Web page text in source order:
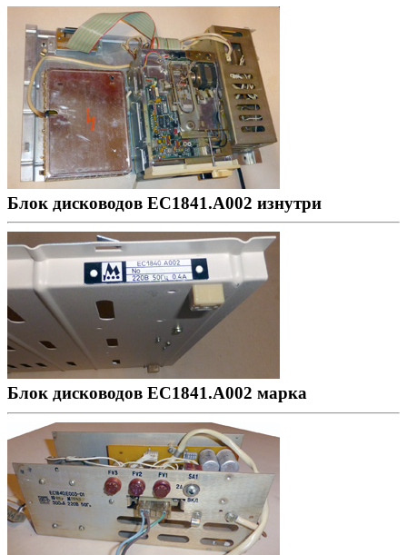
Блок дисководов ЕС1841.А002 изнутри
Блок дисководов ЕС1841.А002 марка